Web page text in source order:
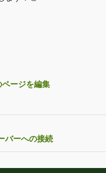
ページを編集
バーへの接続